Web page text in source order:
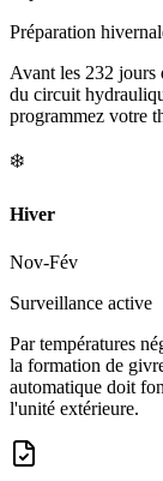
Préparation
Avant les 232 jours
du circuit
programmez votre
❄️
Hiver
Nov-Fév
Surveillance active
Par températures
la formation de
automatique doit
l'unité extérieure.